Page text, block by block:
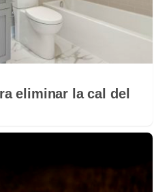
eliminar la cal del